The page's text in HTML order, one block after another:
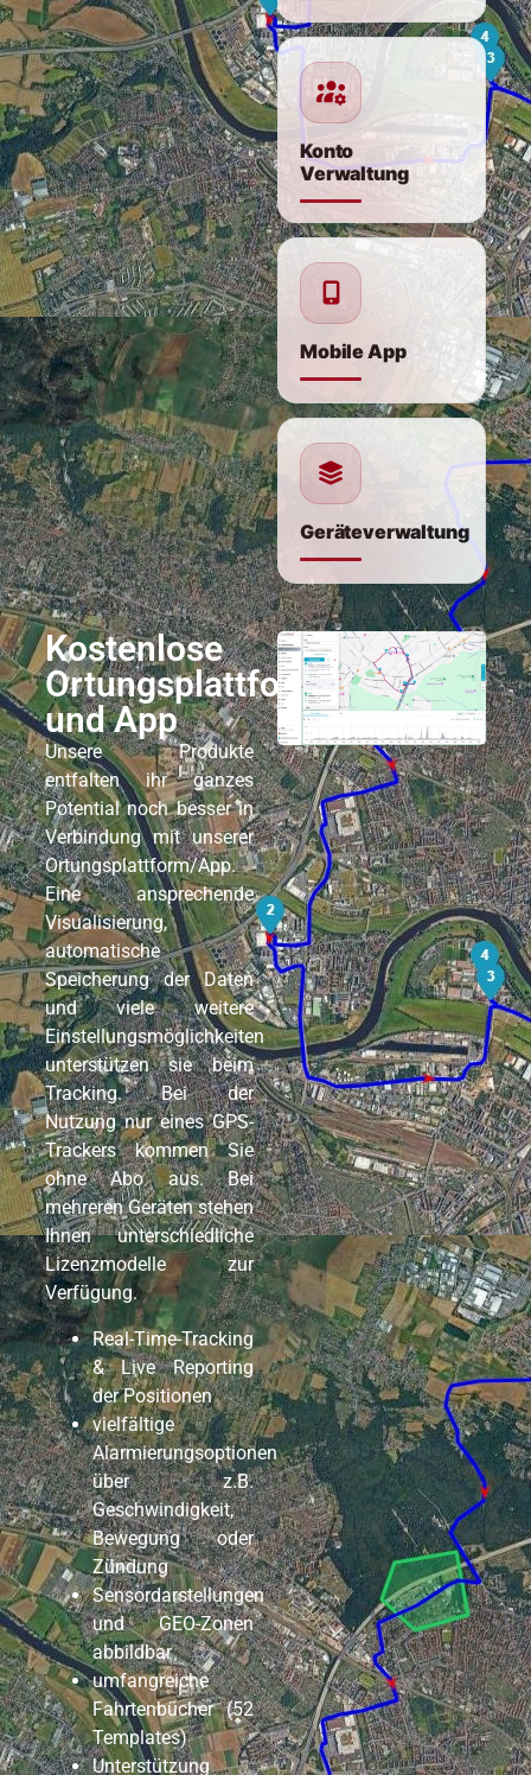
Kostenlose
Ortungsplattform
und App
Unsere Produkte
entfalten ihr ganzes
Potential noch besser in
Verbindung mit unserer
Ortungsplattform/App.
Eine ansprechende
Visualisierung,
automatische
Speicherung der Daten
und viele weitere
Einstellungsmöglichkeiten
unterstützen sie beim
Tracking. Bei der
Nutzung nur eines GPS-
Trackers kommen Sie
ohne Abo aus. Bei
mehreren Geräten stehen
Ihnen unterschiedliche
Lizenzmodelle zur
Verfügung.
Real-Time-Tracking
& Live Reporting
der Positionen
vielfältige
Alarmierungsoptionen
über z.B.
Geschwindigkeit,
Bewegung oder
Zündung
Sensordarstellungen
und GEO-Zonen
abbildbar
umfangreiche
Fahrtenbücher (52
Templates)
Unterstützung
Konto
Verwaltung
Mobile App
Geräteverwaltung